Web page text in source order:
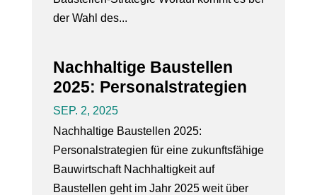
der Wahl des...
Nachhaltige Baustellen
2025: Personalstrategien
SEP. 2, 2025
Nachhaltige Baustellen 2025:
Personalstrategien für eine zukunftsfähige
Bauwirtschaft Nachhaltigkeit auf
Baustellen geht im Jahr 2025 weit über